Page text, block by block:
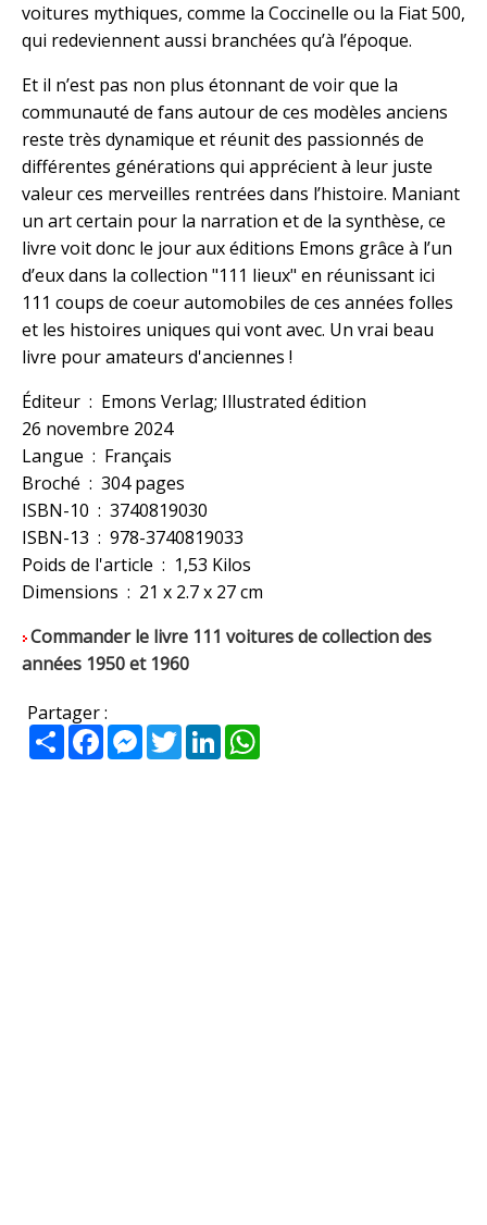
voitures mythiques, comme la Coccinelle ou la Fiat 500,
qui redeviennent aussi branchées qu’à l’époque.
Et il n’est pas non plus étonnant de voir que la
communauté de fans autour de ces modèles anciens
reste très dynamique et réunit des passionnés de
différentes générations qui apprécient à leur juste
valeur ces merveilles rentrées dans l’histoire. Maniant
un art certain pour la narration et de la synthèse, ce
livre voit donc le jour aux éditions Emons grâce à l’un
d’eux dans la collection "111 lieux" en réunissant ici
111 coups de coeur automobiles de ces années folles
et les histoires uniques qui vont avec. Un vrai beau
livre pour amateurs d'anciennes !
Éditeur ‏ : ‎ Emons Verlag; Illustrated édition
26 novembre 2024
Langue ‏ : ‎ Français
Broché ‏ : ‎ 304 pages
ISBN-10 ‏ : ‎ 3740819030
ISBN-13 ‏ : ‎ 978-3740819033
Poids de l'article ‏ : ‎ 1,53 Kilos
Dimensions ‏ : ‎ 21 x 2.7 x 27 cm
Commander le livre 111 voitures de collection des
années 1950 et 1960
Partager :
PartagerFacebookMessenger
TwitterLinkedIn